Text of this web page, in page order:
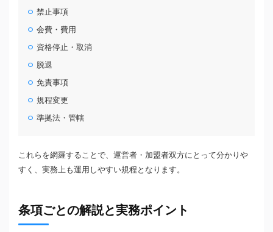
禁止事項
会費・費用
資格停止・取消
脱退
免責事項
規程変更
準拠法・管轄
これらを網羅することで、運営者・加盟者双方にとって分かりや
すく、実務上も運用しやすい規程となります。
条項ごとの解説と実務ポイント